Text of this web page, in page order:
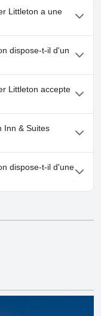
Littleton a une
dispose de piscine(s)
suivantes : Piscine
dispose-t-il d'un
Denver Littleton.
Littleton accepte
accueille les chiens.
Inn & Suites
& Suites Denver
dispose-t-il d'une